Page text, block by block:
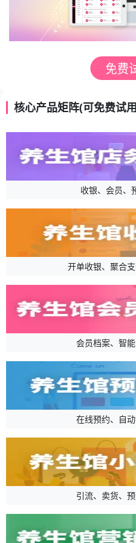
核心产品矩阵(可免费试
收银、会员、
开单收银、聚合
会员档案、智
在线预约、自
引流、卖货、